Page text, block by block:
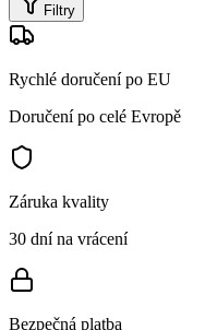
Filtry
Rychlé doručení po EU
Doručení po celé Evropě
Záruka kvality
30 dní na vrácení
Bezpečná platba